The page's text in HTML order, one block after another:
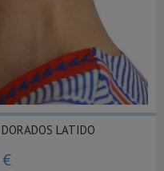
LATIDO